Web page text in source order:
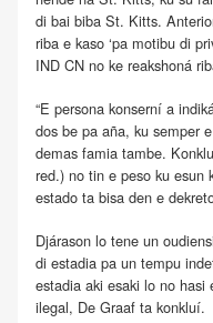
di bai biba St. Kitts.
riba e kaso ‘pa motibu di
IND CN no ke reakshoná
“E persona konserní a
dos be pa aña, ku semper
demas famia tambe.
red.) no tin e peso ku esun
estado ta bisa den e
Djárason lo tene un
di estadia pa un tempu
estadia aki esaki lo no hasi
ilegal, De Graaf ta konkluí.